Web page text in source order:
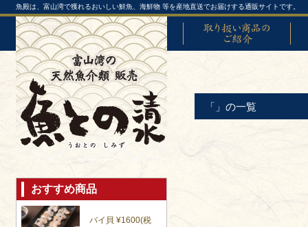
魚殿は、富山湾で獲れるおいしい鮮魚、海鮮物 等を産地直送でお届けする通販サイトです。
おすすめ商品
バイ貝 ¥1600(税
「」の一覧